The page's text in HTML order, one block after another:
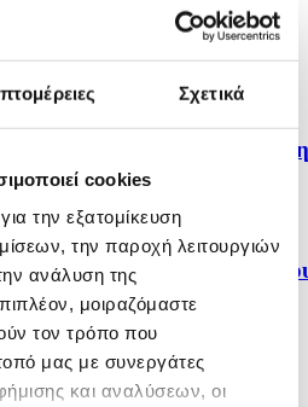
Σχετικά
cookies
την εξατομίκευση
την παροχή λειτουργιών
ανάλυση της
μοιραζόμαστε
τον τρόπο που
μας με συνεργάτες
και αναλύσεων, οι
Δελτίο Καιρού
πάνω από στρατιωτική βάση
του Παρισιού